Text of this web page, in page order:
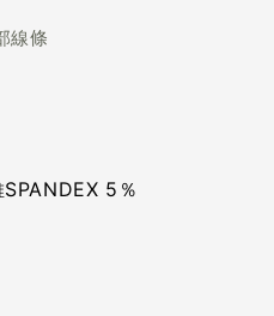
線條
5％